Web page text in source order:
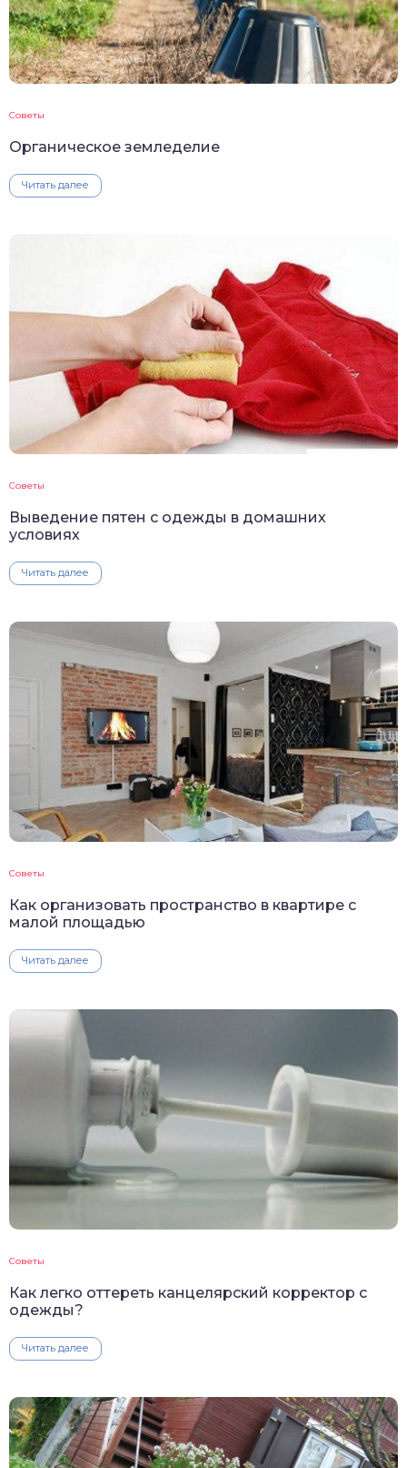
Советы
Органическое земледелие
Читать далее
Советы
Выведение пятен с одежды в домашних
условиях
Читать далее
Советы
Как организовать пространство в квартире с
малой площадью
Читать далее
Советы
Как легко оттереть канцелярский корректор с
одежды?
Читать далее